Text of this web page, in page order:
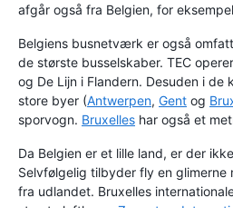
afgår også fra Belgien, for
Belgiens busnetværk er også
de største busselskaber. TEC
og De Lijn i Flandern. Desuden i
store byer (Antwerpen, Gent og
sporvogn. Bruxelles har også et
Da Belgien er et lille land, er der
Selvfølgelig tilbyder fly en glimerne
fra udlandet. Bruxelles